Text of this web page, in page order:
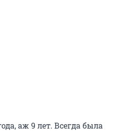
аж 9 лет. Всегда была